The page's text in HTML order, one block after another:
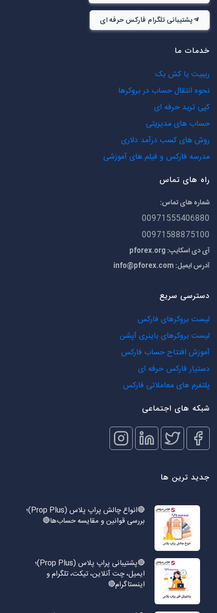
پشتیبانی تلگرام فارکس حرفه ای
خدمات ما
ریبیت یا کش بک
نحوه انتقال حساب در بروکرها
کپی ترید حرفه ای
حساب های مدیریتی
روش های کسب درآمد دلاری
مدرسه فارکس و فیلم های آموزشی
راه های تماس
شماره های تماس:
00971555406880
00971588875100
آی دی اسکایپ: pforex.org
آدرس ایمیل: info@pforex.com
دسترسی سریع
لیست بروکرهای فارکس
لیست بروکرهای باینری آپشن
آموزش افتتاح حساب فارکس
دستیار فارکس حرفه ای
پلتفرم های معاملاتی فارکس
شبکه های اجتماعی
جدید ترین ها
🔴انواع چالش پراپ پلاس (Prop Plus)؛
بررسی قوانین و مقایسه حساب‌ها🔴
🔴پشتیبانی پراپ پلاس (Prop Plus)؛
ایمیل، چت آنلاین، تیکت، تلگرام و
اینستاگرام🔴